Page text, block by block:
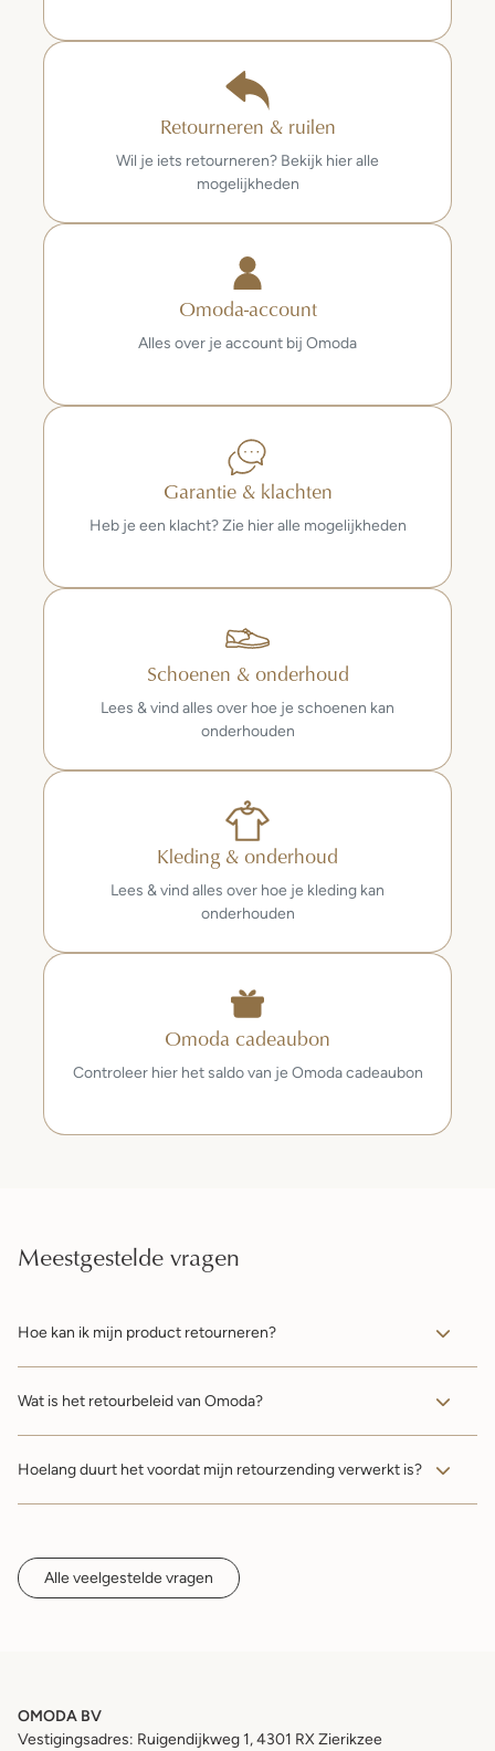
Retourneren & ruilen
Wil je iets retourneren? Bekijk hier alle
mogelijkheden
Omoda-account
Alles over je account bij Omoda
Garantie & klachten
Heb je een klacht? Zie hier alle mogelijkheden
Schoenen & onderhoud
Lees & vind alles over hoe je schoenen kan
onderhouden
Kleding & onderhoud
Lees & vind alles over hoe je kleding kan
onderhouden
Omoda cadeaubon
Controleer hier het saldo van je Omoda cadeaubon
Meestgestelde vragen
Hoe kan ik mijn product retourneren?
Omoda boutique of laat je pakket thuis ophalen.
Lees meer...
Wat is het retourbeleid van Omoda?
voorwaarden je retourzending moet voldoen.
Lees meer...
Hoelang duurt het voordat mijn retourzending verwerkt is?
Lees meer...
Alle veelgestelde vragen
OMODA BV
Vestigingsadres: Ruigendijkweg 1, 4301 RX Zierikzee